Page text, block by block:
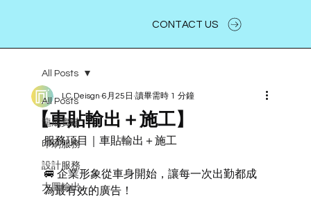
CONTACT US
All Posts
龍成實績
印刷服務
設計服務
大圖輸出
All Posts
【車貼輸出＋施工】
LC.Deisgn 6月25日 讀畢需時 1 分鐘
服務項目｜車貼輸出＋施工
🚐 企業形象從車身開始，讓每一次出勤都成
為最有效的廣告！